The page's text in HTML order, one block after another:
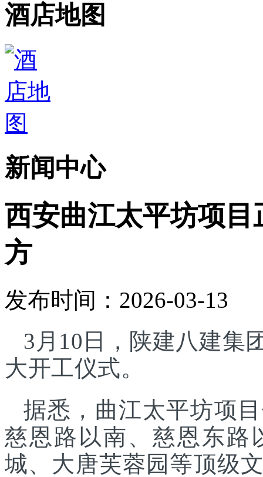
酒店地图
新闻中心
西安曲江太平坊项目
方
发布时间：2026-03-13
3月10日，陕建八建集
大开工仪式。
据悉，曲江太平坊项
慈恩路以南、慈恩东路
城、大唐芙蓉园等顶级